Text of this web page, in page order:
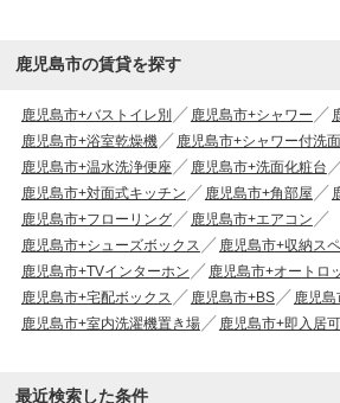
鹿児島市の賃貸を探す
鹿児島市+バストイレ別 鹿児島市+シャワー
鹿児島市+浴室乾燥機
鹿児島市+シャワー付洗
鹿児島市+温水洗浄便座
鹿児島市+洗面化粧台
鹿児島市+対面式キッチン
鹿児島市+角部屋
鹿児島市+フローリング
鹿児島市+エアコン
鹿児島市+シューズボックス
鹿児島市+収納ス
鹿児島市+TVインターホン
鹿児島市+オートロ
鹿児島市+宅配ボックス
鹿児島市+BS
鹿児
鹿児島市+室内洗濯機置き場
鹿児島市+即入居可
最近検索した条件